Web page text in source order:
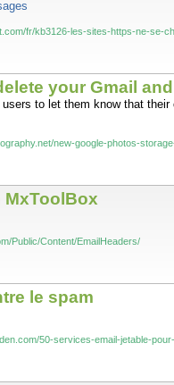
fr/kb3126-les-sites-https-ne-se-
your Gmail
to let them know that
new-google-photos-
MxToolBox
Public/Content/EmailHeaders/
le spam
50-services-email-jetable-